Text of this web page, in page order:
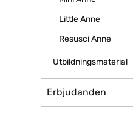
Little Anne
Resusci Anne
Utbildningsmaterial
Erbjudanden